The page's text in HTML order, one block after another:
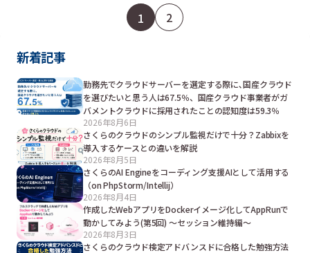
1 2
新着記事
勤務先でクラウドサーバーを選定する際に､国産クラウド
を選びたいと思う人は67.5％、国産クラウド事業者がガ
バメントクラウドに採用されたことの認知度は59.3％
2026年8月6日
さくらのクラウドのシンプル監視だけで十分？Zabbixを
導入するケースとの違いを解説
2026年8月5日
さくらのAI Engineをコーディング支援AIとして活用する
（on PhpStorm/Intellij）
2026年8月4日
作成したWebアプリをDockerイメージ化してAppRunで
動かしてみよう(第5回) ～セッション維持編～
2026年8月3日
さくらのクラウド検定アドバンスドに合格した勉強方法